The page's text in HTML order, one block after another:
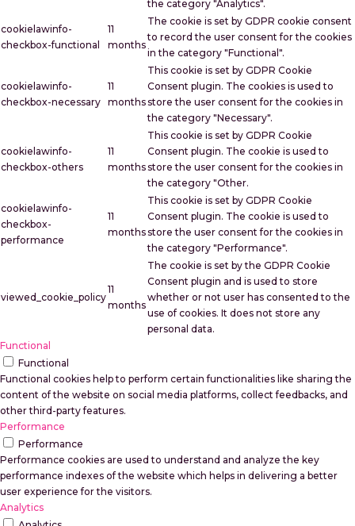
the category "Analytics".
cookielawinfo-
checkbox-functional
11
months
The cookie is set by GDPR cookie consent
to record the user consent for the cookies
in the category "Functional".
cookielawinfo-
checkbox-necessary
11
months
This cookie is set by GDPR Cookie
Consent plugin. The cookies is used to
store the user consent for the cookies in
the category "Necessary".
cookielawinfo-
checkbox-others
11
months
This cookie is set by GDPR Cookie
Consent plugin. The cookie is used to
store the user consent for the cookies in
the category "Other.
cookielawinfo-
checkbox-
performance
11
months
This cookie is set by GDPR Cookie
Consent plugin. The cookie is used to
store the user consent for the cookies in
the category "Performance".
viewed_cookie_policy
11
months
The cookie is set by the GDPR Cookie
Consent plugin and is used to store
whether or not user has consented to the
use of cookies. It does not store any
personal data.
Functional
Functional
Functional cookies help to perform certain functionalities like sharing the
content of the website on social media platforms, collect feedbacks, and
other third-party features.
Performance
Performance
Performance cookies are used to understand and analyze the key
performance indexes of the website which helps in delivering a better
user experience for the visitors.
Analytics